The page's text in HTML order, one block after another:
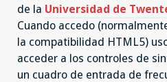
de la Universidad de
Cuando accedo
la compatibilidad HTML5)
acceder a los controles de
un cuadro de entrada de